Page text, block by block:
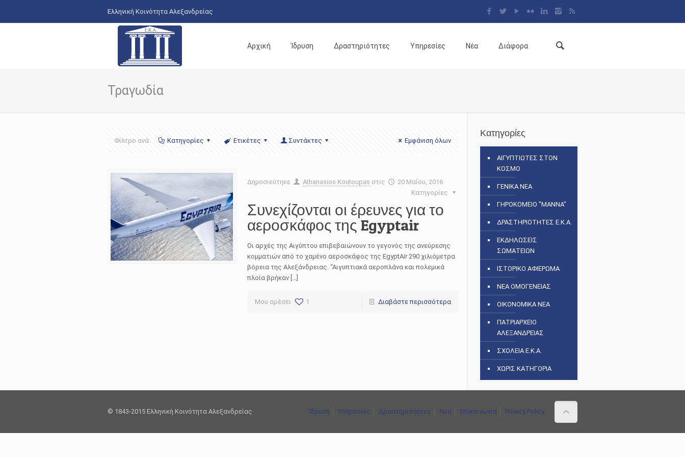
Ελληνική Κοινότητα Αλεξανδρείας
Αρχική Ίδρυση Δραστηριότητες Υπηρεσίες Νέα Διάφορα
Τραγωδία
Φίλτρο ανά Κατηγορίες Ετικέτες Συντάκτες Εμφάνιση όλων
Δημοσιεύτηκε Athanasios Koutoupas στις
20 Μαΐου, 2016
Κατηγορίες
Συνεχίζονται οι έρευνες για το
αεροσκάφος της Egyptair
Οι αρχές της Αιγύπτου επιβεβαιώνουν το γεγονός της ανεύρεσης
κομματιών από το χαμένο αεροσκάφος της EgyptAir 290 χιλιόμετρα
βόρεια της Αλεξάνδρειας. “Αιγυπτιακά αεροπλάνα και πολεμικά
πλοία βρήκαν […]
Μου αρέσει 1 Διαβάστε περισσότερα
Κατηγορίες
ΑΙΓΥΠΤΙΩΤΕΣ ΣΤΟΝ
ΚΟΣΜΟ
ΓΕΝΙΚΑ ΝΕΑ
ΓΗΡΟΚΟΜΕΙΟ "ΜΑΝΝΑ"
ΔΡΑΣΤΗΡΙΟΤΗΤΕΣ Ε.Κ.Α.
ΕΚΔΗΛΩΣΕΙΣ
ΣΩΜΑΤΕΙΩΝ
ΙΣΤΟΡΙΚΟ ΑΦΙΕΡΩΜΑ
ΝΕΑ ΟΜΟΓΕΝΕΙΑΣ
ΟΙΚΟΝΟΜΙΚΑ ΝΕΑ
ΠΑΤΡΙΑΡΧΕΙΟ
ΑΛΕΞΑΝΔΡΕΙΑΣ
ΣΧΟΛΕΙΑ Ε.Κ.Α.
ΧΩΡΙΣ ΚΑΤΗΓΟΡΙΑ
© 1843-2015 Ελληνική Κοινότητα Αλεξανδρείας Ίδρυση Υπηρεσίες Δραστηριότητες Νέα Επικοινωνία Privacy Policy